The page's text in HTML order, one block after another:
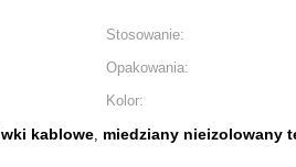
Stosowanie:
Opakowania:
Kolor:
kablowe, miedziany nieizolowany